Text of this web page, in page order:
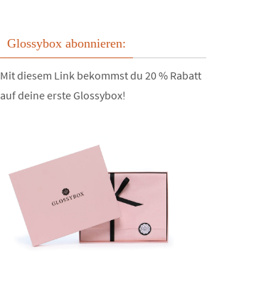
Glossybox abonnieren:
Mit diesem Link bekommst du 20 % Rabatt
auf deine erste Glossybox!